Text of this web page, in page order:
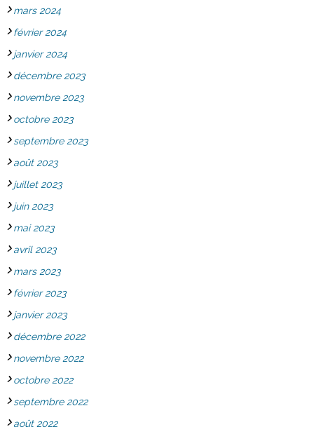
mars 2024
février 2024
janvier 2024
décembre 2023
novembre 2023
octobre 2023
septembre 2023
août 2023
juillet 2023
juin 2023
mai 2023
avril 2023
mars 2023
février 2023
janvier 2023
décembre 2022
novembre 2022
octobre 2022
septembre 2022
août 2022